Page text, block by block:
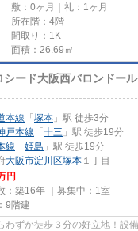
敷：0ヶ月｜礼：1ヶ月
所在階：4階
間取り：1K
面積：26.69㎡
シード大阪西バロンドール
本線 「 塚本 」駅 徒歩3分
戸本線 「 十三 」駅 徒歩19分
線 「 姫島 」駅 徒歩19分
大阪市淀川区塚本 １丁目
円
：築16年 ｜募集中： 1室
9階建
わずか徒歩３分の好立地！設